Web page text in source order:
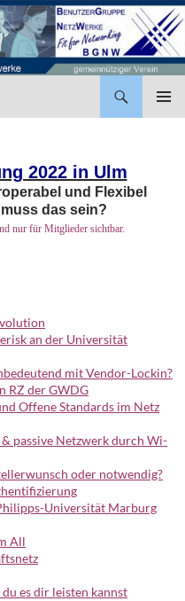
2022 in Ulm
und Flexibel
das sein?
nur für Mitglieder sichtbar.
an der Universität
mit Vendor-Lockin?
RZ der GWDG
Offene Standards im Netz
passive Netzwerk durch Wi-
oder notwendig?
Universität Marburg
All
es dir leisten kannst